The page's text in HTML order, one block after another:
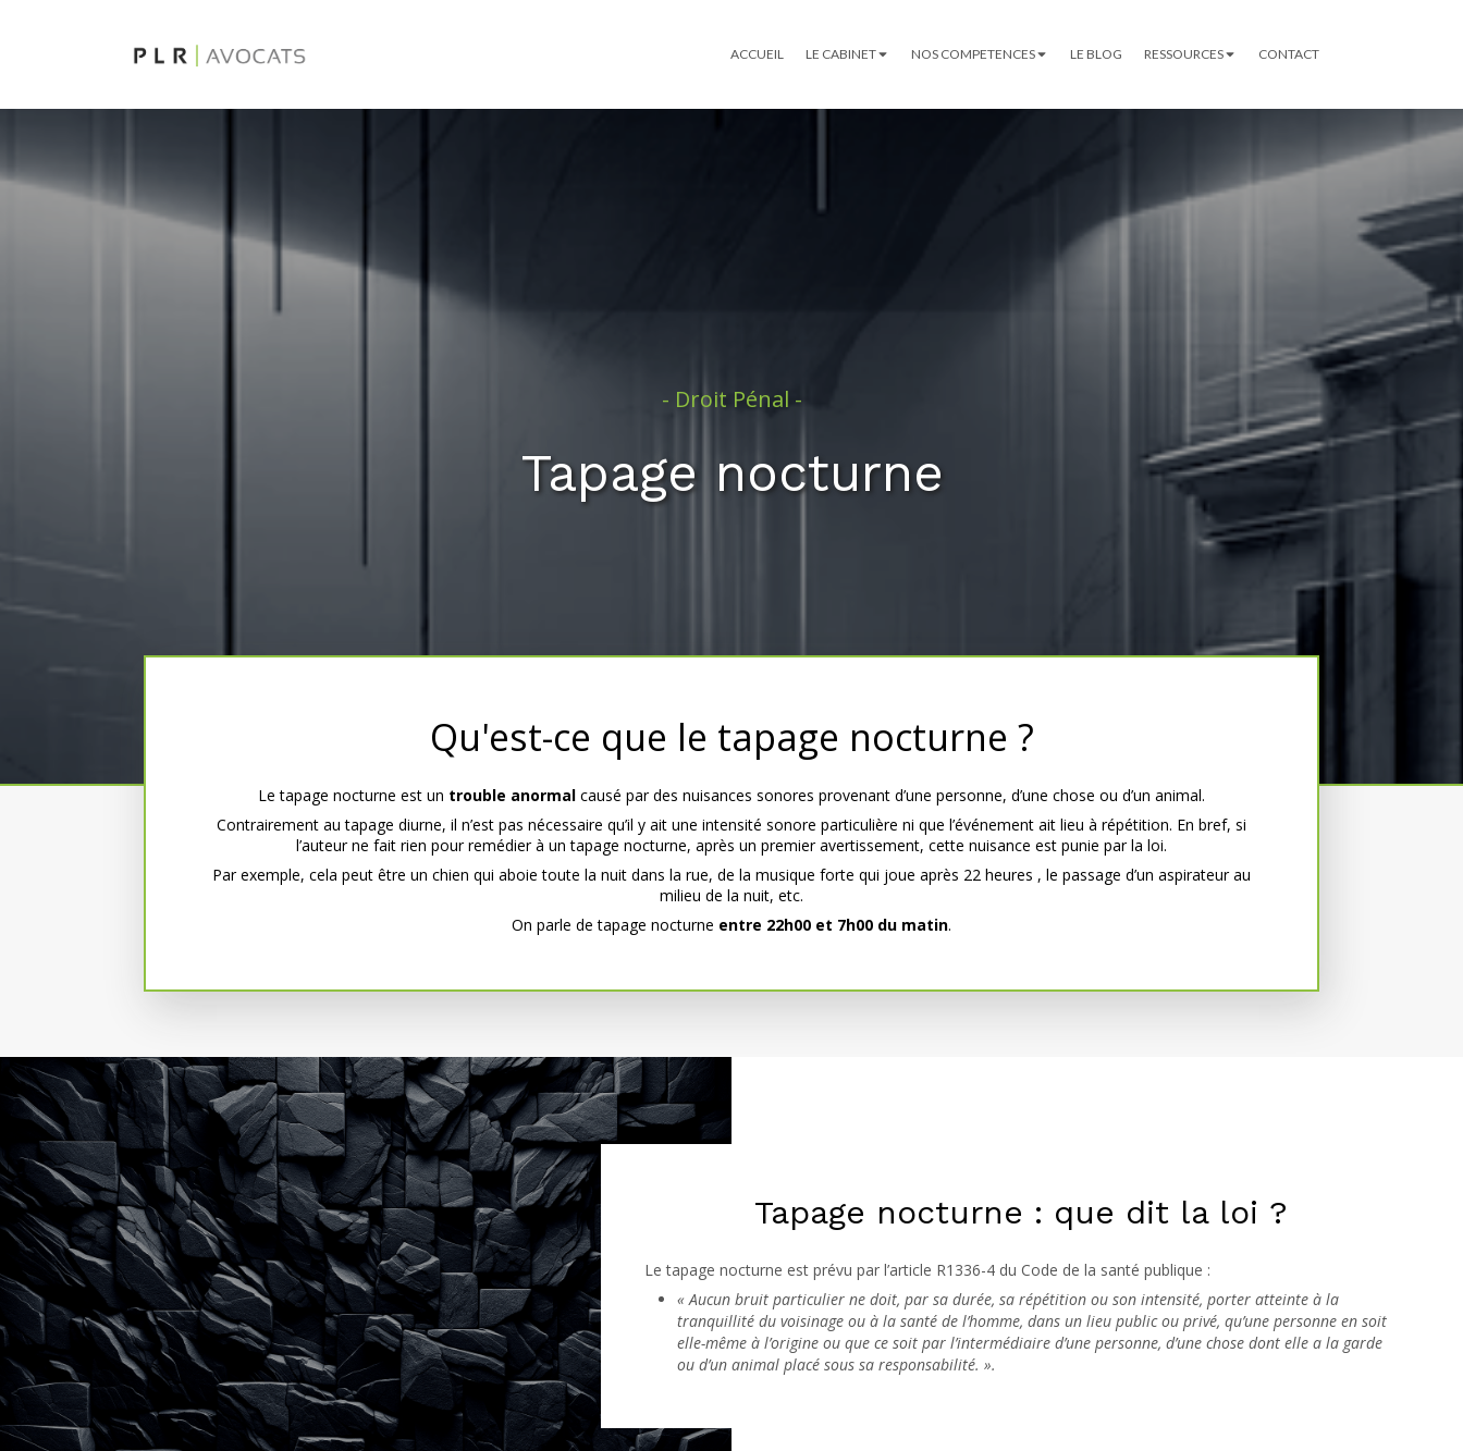
ACCUEIL LE CABINET NOS COMPETENCES LE BLOG RESSOURCES CONTACT
- Droit Pénal -
Tapage nocturne
Qu'est-ce que le tapage nocturne ?
Le tapage nocturne est un trouble anormal causé par des nuisances sonores provenant d’une personne, d’une chose ou d’un animal.
Contrairement au tapage diurne, il n’est pas nécessaire qu’il y ait une intensité sonore particulière ni que l’événement ait lieu à répétition. En bref, si
l’auteur ne fait rien pour remédier à un tapage nocturne, après un premier avertissement, cette nuisance est punie par la loi.
Par exemple, cela peut être un chien qui aboie toute la nuit dans la rue, de la musique forte qui joue après 22 heures , le passage d’un aspirateur au
milieu de la nuit, etc.
On parle de tapage nocturne entre 22h00 et 7h00 du matin.
Tapage nocturne : que dit la loi ?
Le tapage nocturne est prévu par l’article R1336-4 du Code de la santé publique :
« Aucun bruit particulier ne doit, par sa durée, sa répétition ou son intensité, porter atteinte à la
tranquillité du voisinage ou à la santé de l’homme, dans un lieu public ou privé, qu’une personne en soit
elle-même à l’origine ou que ce soit par l’intermédiaire d’une personne, d’une chose dont elle a la garde
ou d’un animal placé sous sa responsabilité. ».